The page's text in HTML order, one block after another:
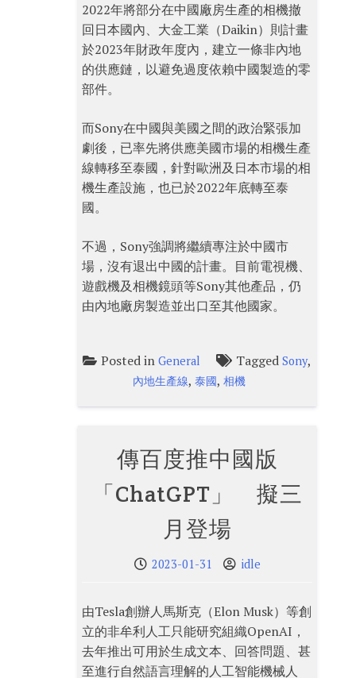
2022年將部分在中國廠房生產的相機撤
回日本國內、大金工業（Daikin）則計畫
於2023年財政年度內，建立一條非內地
的供應鏈，以避免過度依賴中國製造的零
部件。
而Sony在中國與美國之間的政治緊張加
劇後，已率先將供應美國市場的相機生產
線轉移至泰國，針對歐洲及日本市場的相
機生產設施，也已於2022年底轉至泰
國。
不過，Sony強調將繼續專注於中國市
場，沒有退出中國的計畫。目前電視機、
遊戲機及相機鏡頭等Sony其他產品，仍
由內地廠房製造並出口至其他國家。
Posted inGeneral TaggedSony,
內地生產線,泰國,相機
傳百度推中國版
「ChatGPT」 擬三
月登場
2023-01-31 idle
由Tesla創辦人馬斯克（Elon Musk）等創
立的非牟利人工只能研究組織OpenAI，
去年推出可用於生成文本、回答問題、甚
至進行自然語言理解的人工智能機械人